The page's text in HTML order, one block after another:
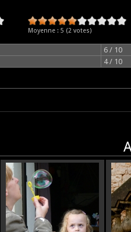
Moyenne : 5 (2votes)
6 / 10
4 / 10